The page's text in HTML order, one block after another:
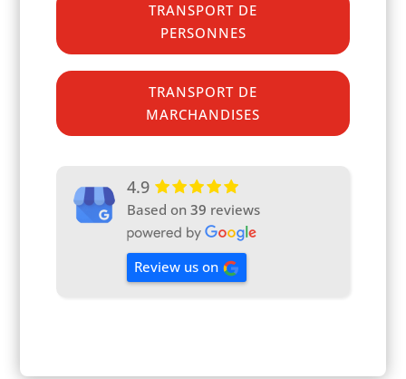
TRANSPORT DE
PERSONNES
TRANSPORT DE
MARCHANDISES
4.9
Based on39 reviews
Review us on